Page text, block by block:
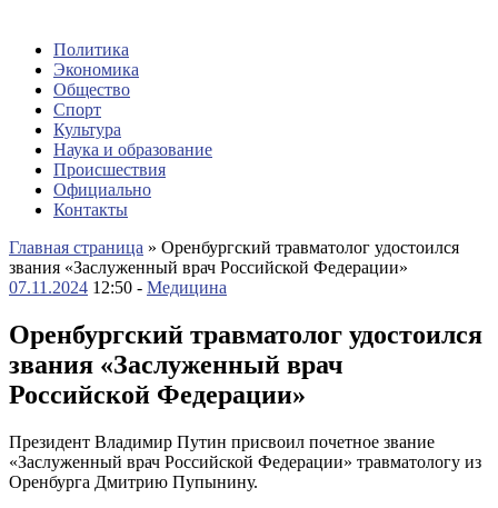
Политика
Экономика
Общество
Спорт
Культура
Наука и образование
Происшествия
Официально
Контакты
Главная страница » Оренбургский травматолог удостоился
звания «Заслуженный врач Российской Федерации»
07.11.2024 12:50 - Медицина
Оренбургский травматолог удостоился
звания «Заслуженный врач
Российской Федерации»
Президент Владимир Путин присвоил почетное звание
«Заслуженный врач Российской Федерации» травматологу из
Оренбурга Дмитрию Пупынину.